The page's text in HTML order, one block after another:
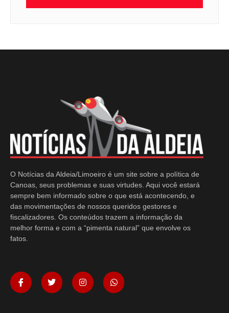
O Notícias da Aldeia/Limoeiro é um site sobre a política de
Canoas, seus problemas e suas virtudes. Aqui você estará
sempre bem informado sobre o que está acontecendo, e
das movimentações de nossos queridos gestores e
fiscalizadores. Os conteúdos trazem a informação da
melhor forma e com a “pimenta natural” que envolve os
fatos.